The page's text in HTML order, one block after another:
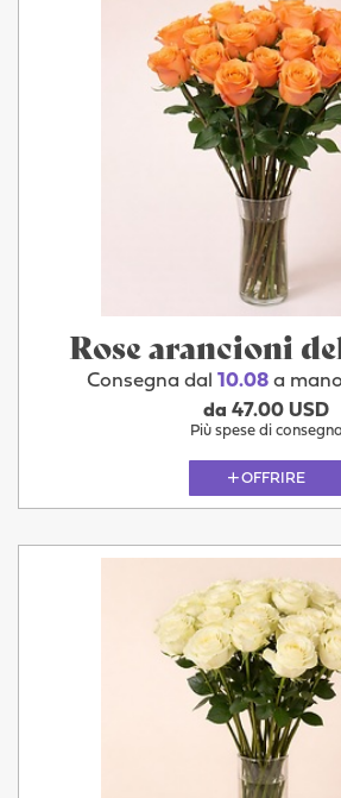
Rose arancioni
Consegna dal 10.08 a
da 47.00 USD
Più spese di consegna
OFFRIRE